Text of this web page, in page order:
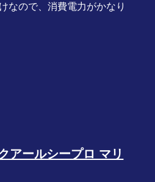
なので、消費電力がかなり
アールシープロ マリ